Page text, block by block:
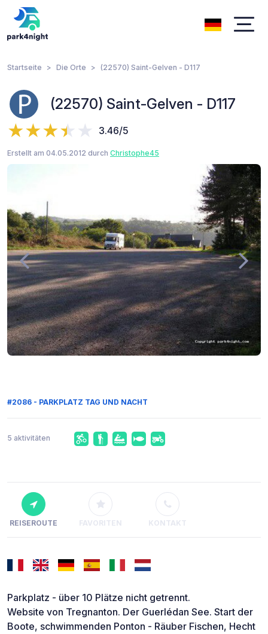
Startseite Die Orte (22570) Saint-Gelven - D117
(22570) Saint-Gelven - D117
3.46/5
Erstellt am 04.05.2012 durch Christophe45
#2086 - PARKPLATZ TAG UND NACHT
5 aktivitäten
REISEROUTE FAVORITEN KONTAKT
Parkplatz - über 10 Plätze nicht getrennt.
Website von Tregnanton. Der Guerlédan See. Start der
Boote, schwimmenden Ponton - Räuber Fischen, Hecht